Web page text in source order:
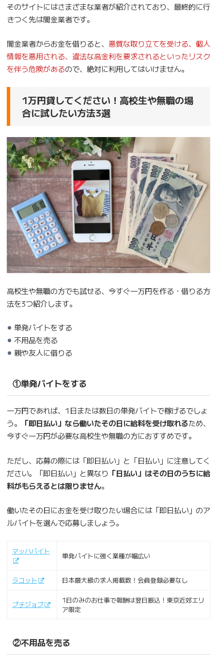
そのサイトにはさまざまな業者が紹介されており、最終的に行
きつく先は闇金業者です。
闇金業者からお金を借りると、 悪質な取り立てを受ける、個人
情報を悪用される、違法な高金利を要求されるといったリスク
を伴う危険があるので、絶対に利用してはいけません。
1万円貸してください！高校生や無職の場
合に試したい方法3選
高校生や無職の方でも試せる、今すぐ一万円を作る・借りる方
法を3つ紹介します。
単発バイトをする
不用品を売る
親や友人に借りる
①単発バイトをする
一万円であれば、1日または数日の単発バイトで稼げるでしょ
う。
「即日払い」なら働いたその日に給料を受け取れるため、
今すぐ一万円が必要な高校生や無職の方におすすめです。
ただし、応募の際には「即日払い」と「日払い」に注意してく
ださい。「即日払い」と異なり 「日払い」はその日のうちに給
料がもらえるとは限りません。
働いたその日にお金を受け取りたい場合には「即日払い」のア
ルバイトを選んで応募しましょう。
マッハバイト
単発バイトに強く業種が幅広い
ラコット 日本最大級の求人掲載数！会員登録必要なし
プチジョブ
1日のみのお仕事で報酬は翌日振込！東京近郊エリ
ア限定
②不用品を売る